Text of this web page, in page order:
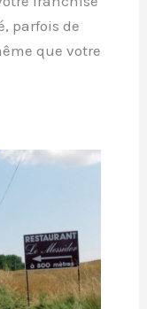
parfois de
que votre